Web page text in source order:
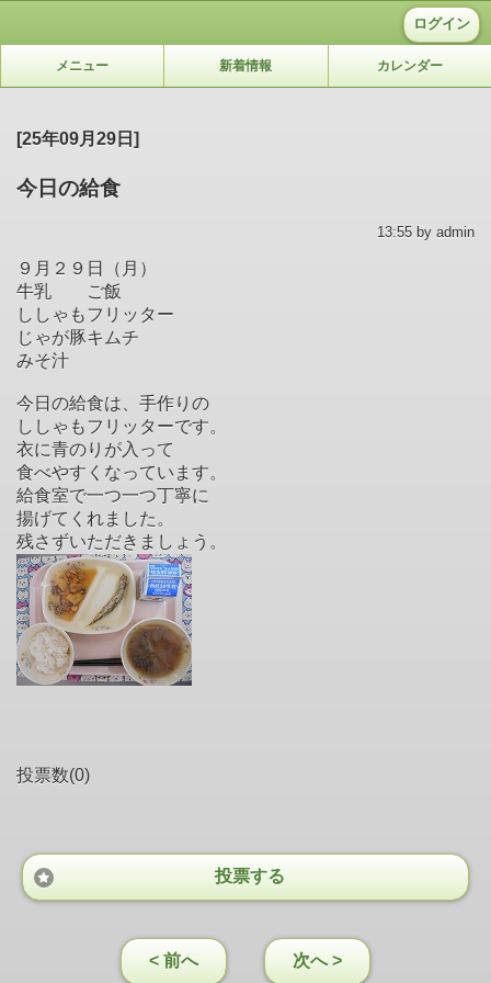
ログイン
メニュー 新着情報 カレンダー
[25年09月29日]
今日の給食
13:55 by admin
９月２９日（月）
牛乳 ご飯
ししゃもフリッター
じゃが豚キムチ
みそ汁
今日の給食は、手作りの
ししゃもフリッターです。
衣に青のりが入って
食べやすくなっています。
給食室で一つ一つ丁寧に
揚げてくれました。
残さずいただきましょう。
投票数(0)
投票する
< 前へ 次へ >